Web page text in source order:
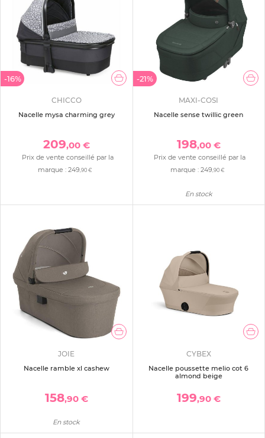
-16%
CHICCO
Nacelle mysa charming grey
209,00 €
Prix de vente conseillé par la
marque :249,90 €
-21%
MAXI-COSI
Nacelle sense twillic green
198,00 €
Prix de vente conseillé par la
marque : 249,90 €
En stock
JOIE
Nacelle ramble xl cashew
158,90 €
En stock
CYBEX
Nacelle poussette melio cot 6
almond beige
199,90 €